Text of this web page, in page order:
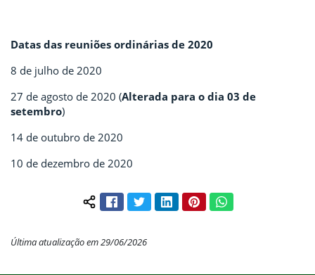
Datas das reuniões ordinárias de 2020
8 de julho de 2020
27 de agosto de 2020 (Alterada para o dia 03 de
setembro)
14 de outubro de 2020
10 de dezembro de 2020
Compartilhar conteúdo:
FacebookTwitterLinkedInPinterestWhatsApp
Última atualização em 29/06/2026